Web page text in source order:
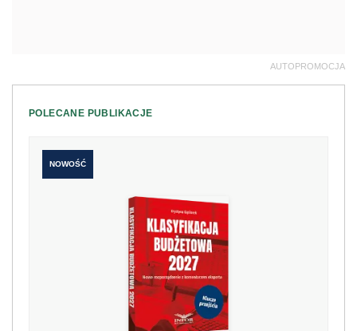
AUTOPROMOCJA
POLECANE PUBLIKACJE
NOWOŚĆ